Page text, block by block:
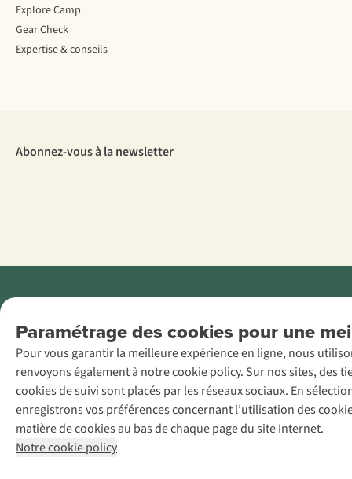
Paramétrage des cookies pour une
Pour vous garantir la meilleure expérience en ligne, nous
renvoyons également à notre cookie policy. Sur nos sites, des
cookies de suivi sont placés par les réseaux sociaux. En
enregistrons vos préférences concernant l’utilisation des
matière de cookies au bas de chaque page du site Internet.
Notre cookie policy
Explore Camp
Gear Check
Expertise & conseils
Abonnez-vous à la newsletter
AS Adventure
France SAS,
Rue du Vieux
Faubourg 14, F-
59000 Lille
+32 (0)3 828
30 15